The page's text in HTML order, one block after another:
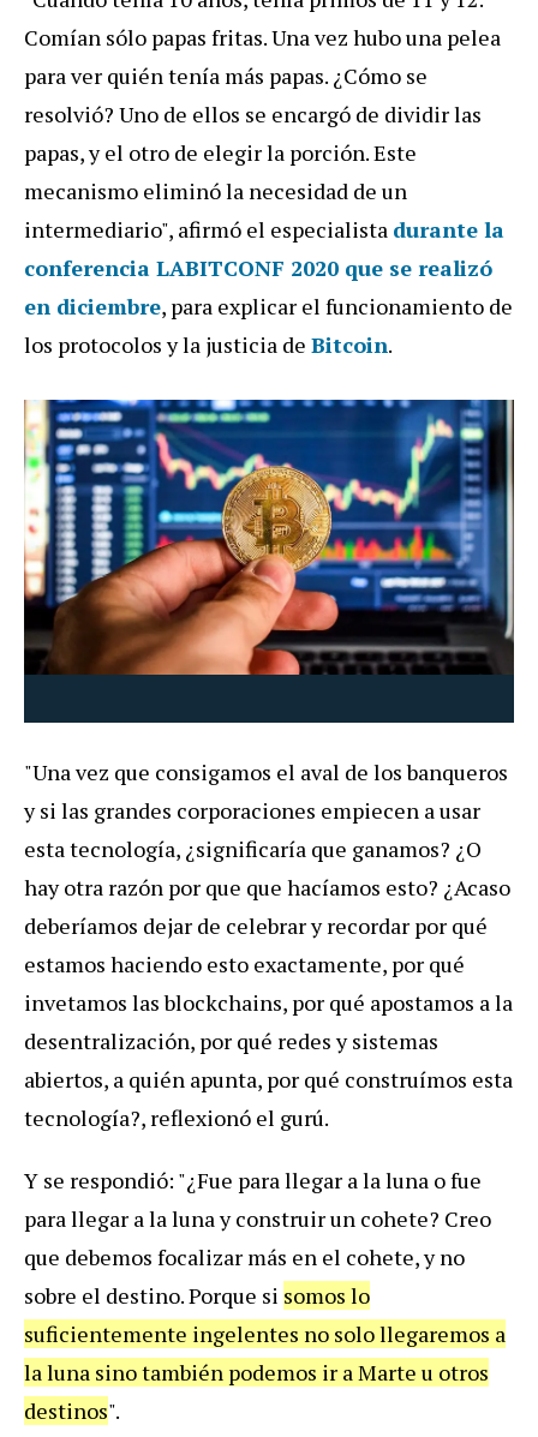
Comían sólo papas fritas. Una vez hubo una pelea
para ver quién tenía más papas. ¿Cómo se
resolvió? Uno de ellos se encargó de dividir las
papas, y el otro de elegir la porción. Este
mecanismo eliminó la necesidad de un
intermediario", afirmó el especialista durante la
conferencia LABITCONF 2020 que se realizó
en diciembre, para explicar el funcionamiento de
los protocolos y la justicia de Bitcoin.
"Una vez que consigamos el aval de los banqueros
y si las grandes corporaciones empiecen a usar
esta tecnología, ¿significaría que ganamos? ¿O
hay otra razón por que que hacíamos esto? ¿Acaso
deberíamos dejar de celebrar y recordar por qué
estamos haciendo esto exactamente, por qué
invetamos las blockchains, por qué apostamos a la
desentralización, por qué redes y sistemas
abiertos, a quién apunta, por qué construímos esta
tecnología?, reflexionó el gurú.
Y se respondió: "¿Fue para llegar a la luna o fue
para llegar a la luna y construir un cohete? Creo
que debemos focalizar más en el cohete, y no
sobre el destino. Porque si somos lo
suficientemente ingelentes no solo llegaremos a
la luna sino también podemos ir a Marte u otros
destinos".